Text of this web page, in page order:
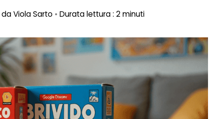
daViola Sarto • Durata lettura : 2 minuti